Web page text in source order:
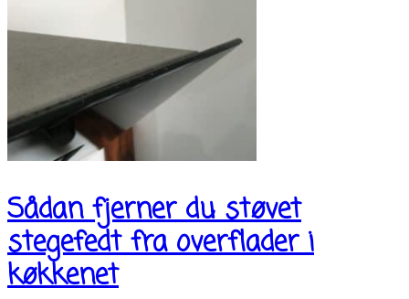
Sådan fjerner du støvet
stegefedt fra overflader i
køkkenet